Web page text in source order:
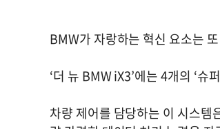
BMW가 자랑하는 혁신 요소는
‘더 뉴 BMW iX3’에는 4개의 ‘슈
차량 제어를 담당하는 이 시스